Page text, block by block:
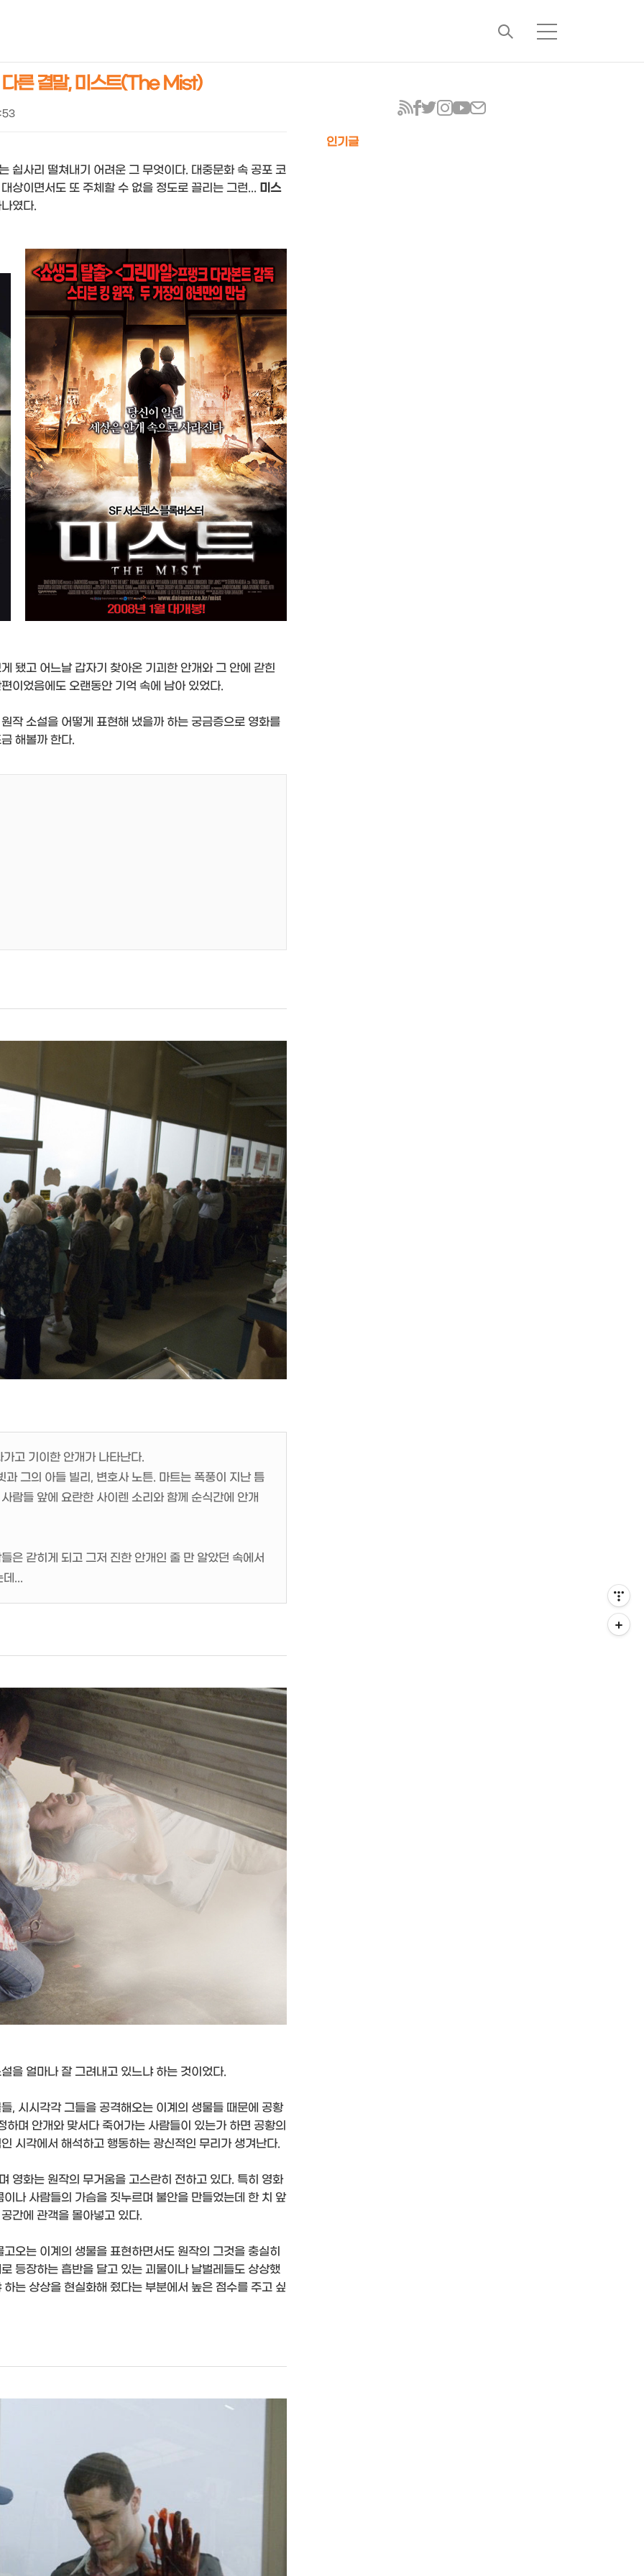
검
메
른 결말, 미스트(The Mist)
쉽사리 떨쳐내기 어려운 그 무엇이다. 대중문화 속 공포 코
상이면서도 또 주체할 수 없을 정도로 끌리는 그런... 미스
였다.
됐고 어느날 갑자기 찾아온 기괴한 안개와 그 안에 갇힌
이었음에도 오랜동안 기억 속에 남아 있었다.
작 소설을 어떻게 표현해 냈을까 하는 궁금증으로 영화를
해볼까 한다.
고 기이한 안개가 나타난다.
그의 아들 빌리, 변호사 노튼. 마트는 폭풍이 지난 틈
람들 앞에 요란한 사이렌 소리와 함께 순식간에 안개
은 갇히게 되고 그저 진한 안개인 줄 만 알았던 속에서
데...
을 얼마나 잘 그려내고 있느냐 하는 것이었다.
, 시시각각 그들을 공격해오는 이계의 생물들 때문에 공황
며 안개와 맞서다 죽어가는 사람들이 있는가 하면 공황의
시각에서 해석하고 행동하는 광신적인 무리가 생겨난다.
영화는 원작의 무거움을 고스란히 전하고 있다. 특히 영화
나 사람들의 가슴을 짓누르며 불안을 만들었는데 한 치 앞
간에 관객을 몰아넣고 있다.
오는 이계의 생물을 표현하면서도 원작의 그것을 충실히
등장하는 흡반을 달고 있는 괴물이나 날벌레들도 상상했
는 상상을 현실화해 줬다는 부분에서 높은 점수를 주고 싶
인기글